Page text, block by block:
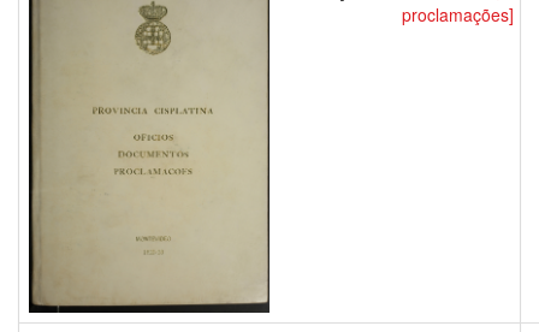
proclamações]